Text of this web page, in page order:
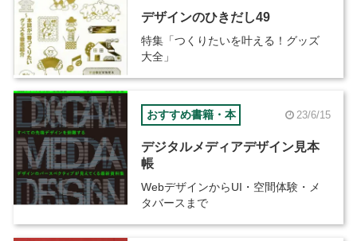
デザインのひきだし49
特集「つくりたいを叶える！グッズ
大全」
おすすめ書籍・本 23/6/15
デジタルメディアデザイン見本
帳
WebデザインからUI・空間体験・メ
タバースまで